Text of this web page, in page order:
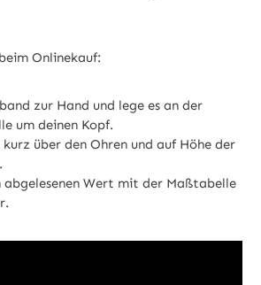
Onlinekauf:
zur Hand und lege es an der
um deinen Kopf.
über den Ohren und auf Höhe der
abgelesenen Wert mit der Maßtabelle